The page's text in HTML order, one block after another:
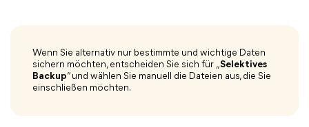
Wenn Sie alternativ nur bestimmte und wichtige Daten
sichern möchten, entscheiden Sie sich für „Selektives
Backup“ und wählen Sie manuell die Dateien aus, die Sie
einschließen möchten.